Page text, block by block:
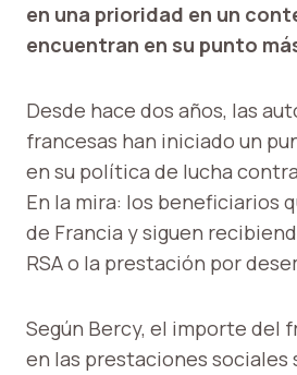
en una prioridad en un
encuentran en su punto
Desde hace dos años, las
francesas han iniciado un
en su política de lucha
En la mira: los beneficiarios
de Francia y siguen
RSA o la prestación por
Según Bercy, el importe del
en las prestaciones sociales